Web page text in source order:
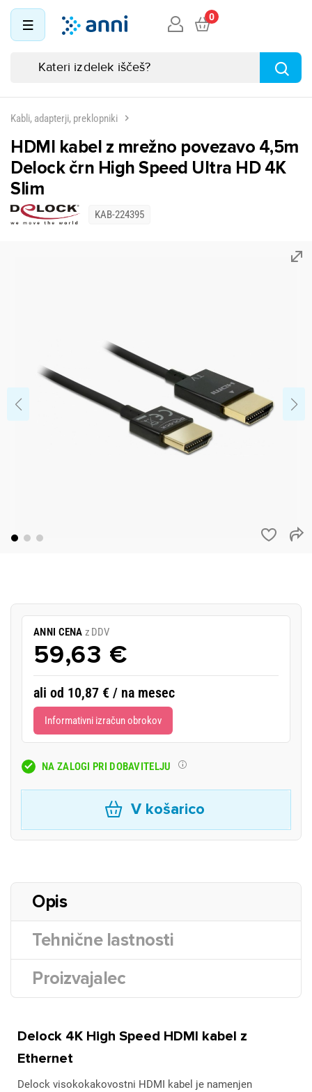
0
Kabli, adapterji, preklopniki
HDMI kabel z mrežno povezavo 4,5m
Delock črn High Speed Ultra HD 4K
Slim
KAB-224395
ANNI CENA z DDV
59,63 €
ali od 10,87 € / na mesec
Informativni izračun obrokov
NA ZALOGI PRI DOBAVITELJU
V košarico
Opis
Tehnične lastnosti
Proizvajalec
Delock 4K High Speed HDMI kabel z
Ethernet
Delock visokokakovostni HDMI kabel je namenjen